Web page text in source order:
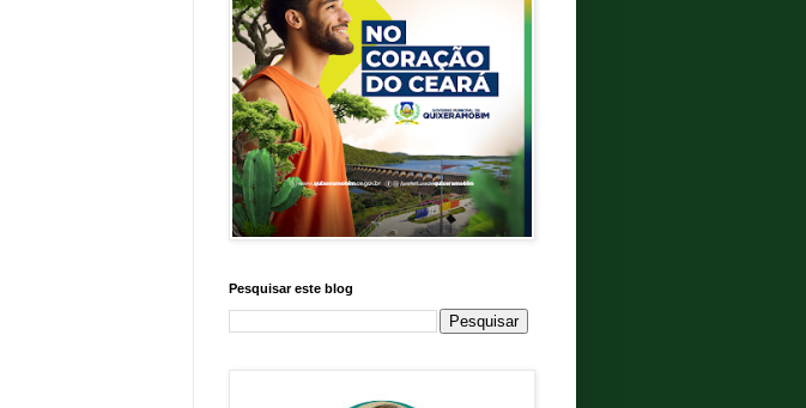
Pesquisar este blog